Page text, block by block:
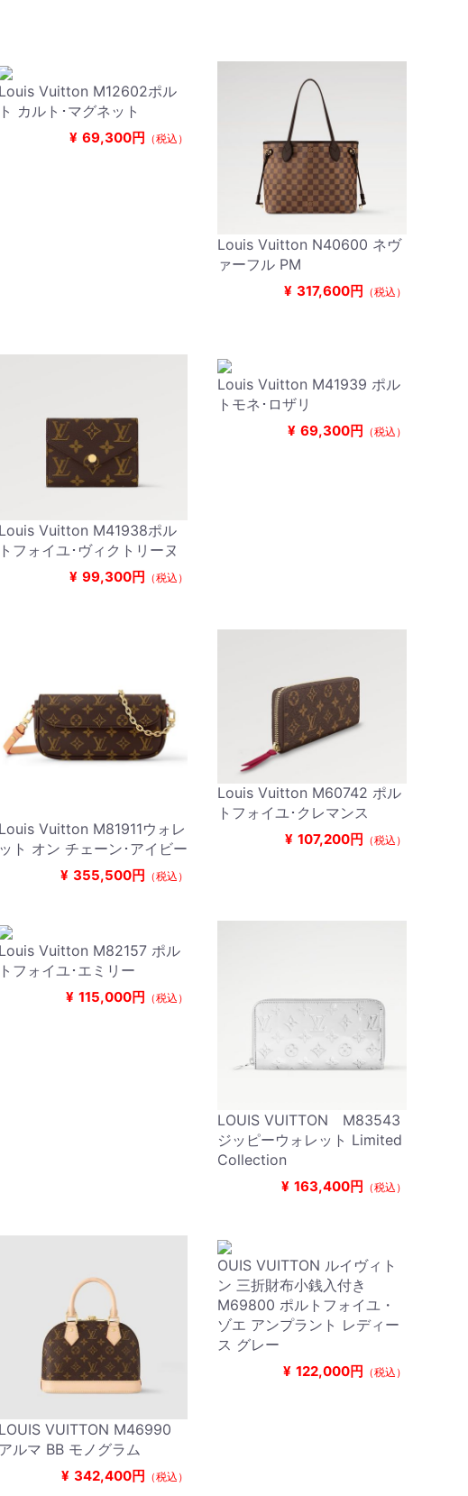
Louis Vuitton M12602ポル
ト カルト･マグネット
¥ 69,300円 （税込）
Louis Vuitton N40600 ネヴ
ァーフル PM
¥ 317,600円 （税込）
Louis Vuitton M41938ポル
トフォイユ･ヴィクトリーヌ
¥ 99,300円 （税込）
Louis Vuitton M41939 ポル
トモネ･ロザリ
¥ 69,300円 （税込）
Louis Vuitton M81911ウォレ
ット オン チェーン･アイビー
¥ 355,500円 （税込）
Louis Vuitton M60742 ポル
トフォイユ･クレマンス
¥ 107,200円 （税込）
Louis Vuitton M82157 ポル
トフォイユ･エミリー
¥ 115,000円 （税込）
LOUIS VUITTON M83543
ジッピーウォレット Limited
Collection
¥ 163,400円 （税込）
LOUIS VUITTON M46990
アルマ BB モノグラム
¥ 342,400円 （税込）
OUIS VUITTON ルイヴィト
ン 三折財布小銭入付き
M69800 ポルトフォイユ・
ゾエ アンプラント レディー
ス グレー
¥ 122,000円 （税込）